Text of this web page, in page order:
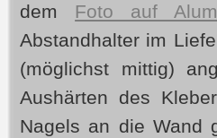
dem Foto auf
Abstandhalter im
(möglichst mittig)
Aushärten des
Nagels an die Wand